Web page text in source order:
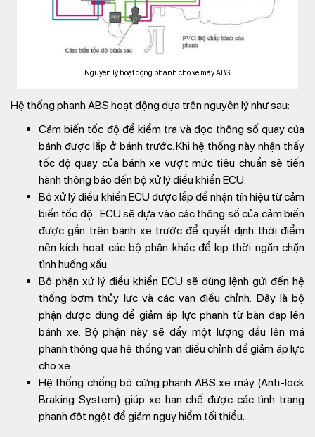
Nguyên lý hoạt động phanh cho xe máy ABS
Hệ thống phanh ABS hoạt động dựa trên nguyên lý như sau:
Cảm biến tốc độ để kiểm tra và đọc thông số quay của
bánh được lắp ở bánh trước. Khi hệ thống này nhận thấy
tốc độ quay của bánh xe vượt mức tiêu chuẩn sẽ tiến
hành thông báo đến bộ xử lý điều khiển ECU.
Bộ xử lý điều khiển ECU được lắp để nhận tín hiệu từ cảm
biến tốc độ. ECU sẽ dựa vào các thông số của cảm biến
được gắn trên bánh xe trước để quyết định thời điểm
nên kích hoạt các bộ phận khác để kịp thời ngăn chặn
tình huống xấu.
Bộ phận xử lý điều khiển ECU sẽ dùng lệnh gửi đến hệ
thống bơm thủy lực và các van điều chỉnh. Đây là bộ
phận được dùng để giảm áp lực phanh từ bàn đạp lên
bánh xe. Bộ phận này sẽ đẩy một lượng dầu lên má
phanh thông qua hệ thống van điều chỉnh để giảm áp lực
cho xe.
Hệ thống chống bó cứng phanh ABS xe máy (Anti-lock
Braking System) giúp xe hạn chế được các tình trạng
phanh đột ngột để giảm nguy hiểm tối thiểu.